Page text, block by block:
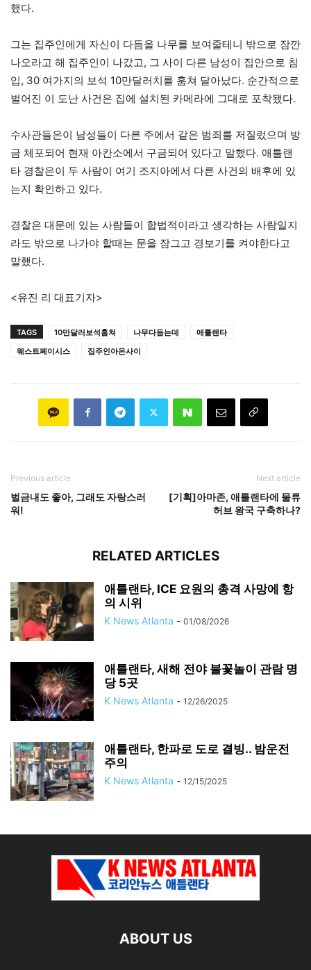
했다.
그는 집주인에게 자신이 다듬을 나무를 보여줄테니 밖으로 잠깐
나오라고 해 집주인이 나갔고, 그 사이 다른 남성이 집안으로 침
입, 30 여가지의 보석 10만달러치를 훔쳐 달아났다. 순간적으로
벌어진 이 도난 사건은 집에 설치된 카메라에 그대로 포착됐다.
수사관들은이 남성들이 다른 주에서 같은 범죄를 저질렀으며 방
금 체포되어 현재 아칸소에서 구금되어 있다고 말했다. 애틀랜
타 경찰은이 두 사람이 여기 조지아에서 다른 사건의 배후에 있
는지 확인하고 있다.
경찰은 대문에 있는 사람들이 합법적이라고 생각하는 사람일지
라도 밖으로 나가야 할때는 문을 잠그고 경보기를 켜야한다고
말했다.
<유진 리 대표기자>
TAGS 10만달러보석훔쳐 나무다듬는데
애틀랜타
웨스트페이시스
집주인아온사이
Previous article
벌금내도 좋아, 그래도 자랑스러
워!
Next article
[기획]아마존, 애틀랜타에 물류
허브 왕국 구축하나?
RELATED ARTICLES
애틀랜타, ICE 요원의 총격 사망에 항
의 시위
K News Atlanta - 01/08/2026
애틀랜타, 새해 전야 불꽃놀이 관람 명
당 5곳
K News Atlanta - 12/26/2025
애틀랜타, 한파로 도로 결빙.. 밤운전
주의
K News Atlanta - 12/15/2025
ABOUT US